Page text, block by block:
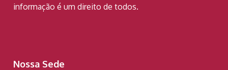
informação é um direito de todos.
Nossa Sede